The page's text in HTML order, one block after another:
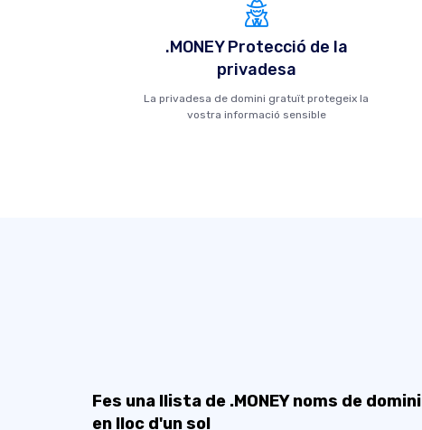
.MONEY Protecció de la
privadesa
La privadesa de domini gratuït protegeix la
vostra informació sensible
Fes una llista de .MONEY noms de domini
en lloc d'un sol